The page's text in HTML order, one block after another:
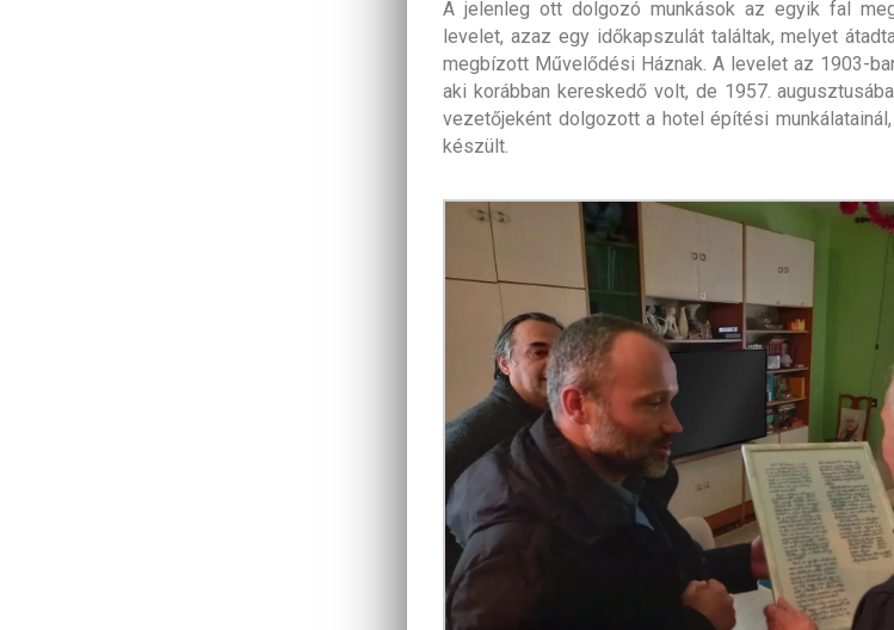
A jelenleg ott dolgozó munkások az egyik fal
levelet, azaz egy időkapszulát találtak, melyet
megbízott Művelődési Háznak. A levelet az 1903-
aki korábban kereskedő volt, de 1957.
vezetőjeként dolgozott a hotel építési
készült.